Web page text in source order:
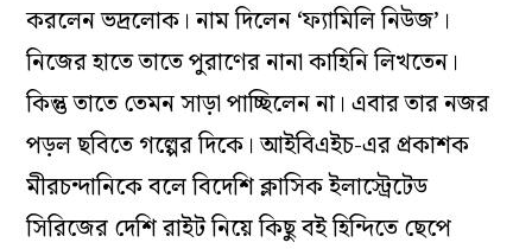
করলেন ভদ্রলোক। নাম দিলেন ‘ফ্যামিলি নিউজ’।
নিজের হাতে তাতে পুরাণের নানা কাহিনি লিখতেন।
কিন্তু তাতে তেমন সাড়া পাচ্ছিলেন না। এবার তার নজর
পড়ল ছবিতে গল্পের দিকে। আইবিএইচ-এর প্রকাশক
মীরচন্দানিকে বলে বিদেশি ক্লাসিক ইলাস্ট্রেটেড
সিরিজের দেশি রাইট নিয়ে কিছু বই হিন্দিতে ছেপে